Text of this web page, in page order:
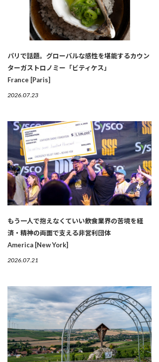
パリで話題。グローバルな感性を堪能するカウン
ターガストロノミー「ビティケス」
France [Paris]
2026.07.23
もう一人で抱えなくていい――飲食業界の苦境を経
済・精神の両面で支える非営利団体
America [New York]
2026.07.21